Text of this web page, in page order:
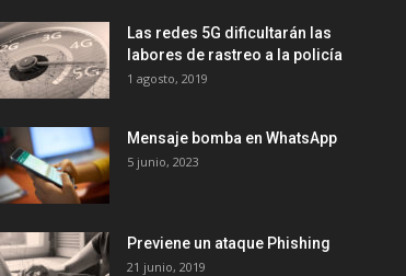
Las redes 5G dificultarán las
labores de rastreo a la policía
1 agosto, 2019
Mensaje bomba en WhatsApp
5 junio, 2023
Previene un ataque Phishing
21 junio, 2019